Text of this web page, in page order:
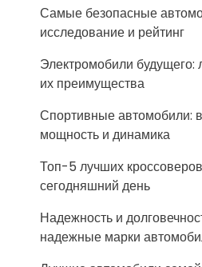
Самые безопасные
исследование и рейтинг
Электромобили
их преимущества
Спортивные автомобили:
мощность и динамика
Топ-5 лучших
сегодняшний день
Надежность и
надежные марки